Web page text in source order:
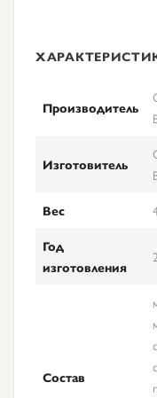
Производитель
Изготовитель
Вес
Год
изготовления
Состав